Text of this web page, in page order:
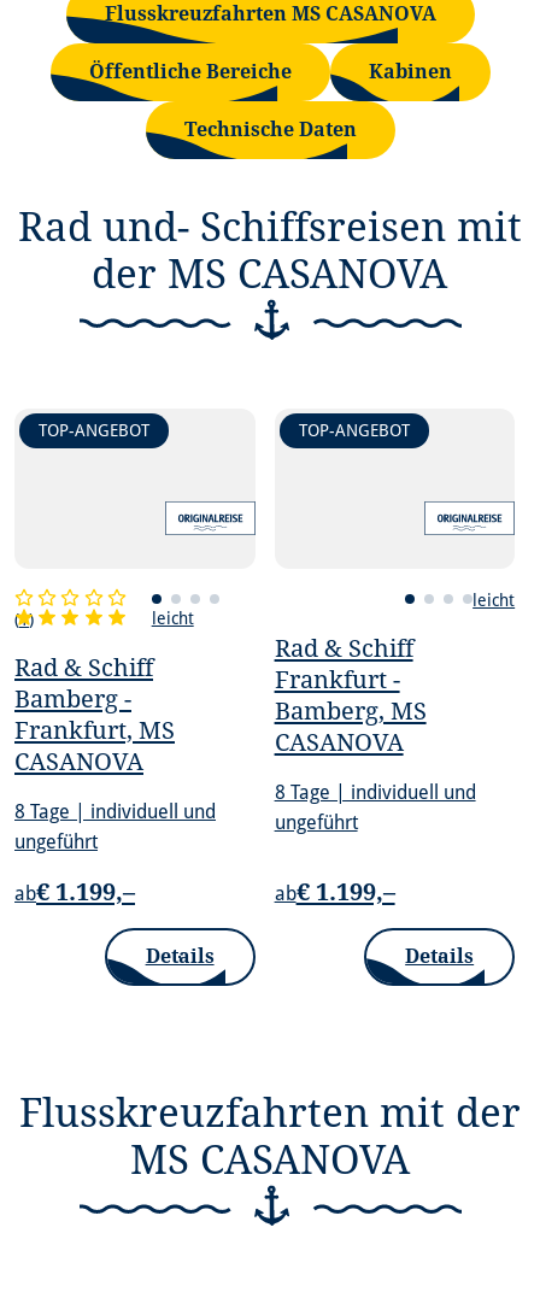
Flusskreuzfahrten MS CASANOVA
Öffentliche Bereiche Kabinen
Technische Daten
Rad und- Schiffsreisen mit
der MS CASANOVA
TOP-ANGEBOT
Rad & Schiff
Bamberg -
Frankfurt, MS
CASANOVA
(1) leicht
8 Tage | individuell und
ungeführt
Details
ab€ 1.199,–
TOP-ANGEBOT
Rad & Schiff
Frankfurt -
Bamberg, MS
CASANOVA
leicht
8 Tage | individuell und
ungeführt
Details
ab€ 1.199,–
Flusskreuzfahrten mit der
MS CASANOVA